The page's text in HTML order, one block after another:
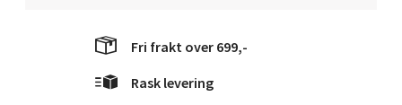
Fri frakt over 699,-
Rask levering
0 i butikk